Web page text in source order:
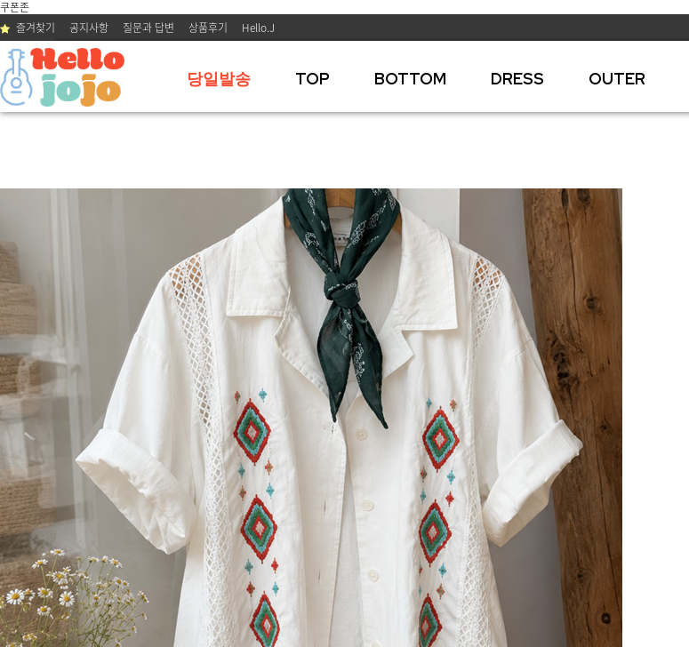
쿠폰존
즐겨찾기 공지사항 질문과 답변 상품후기 Hello.J
당일발송 TOP BOTTOM DRESS OUTER